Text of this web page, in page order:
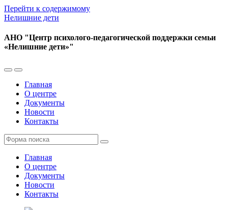
Перейти к содержимому
Нелишние дети
АНО "Центр психолого-педагогической поддержки семьи
«Нелишние дети»"
Переключить
мобильное
меню
Переключить
поле
поиска
Главная
О центре
Документы
Новости
Контакты
Поиск
Главная
О центре
Документы
Новости
Контакты